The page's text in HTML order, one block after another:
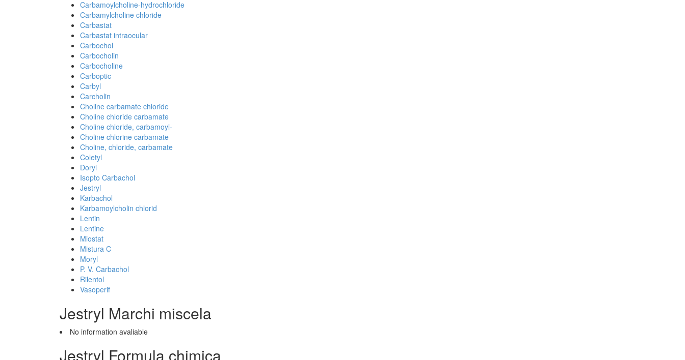
Carbamoylcholine-hydrochloride
Carbamylcholine chloride
Carbastat
Carbastat intraocular
Carbochol
Carbocholin
Carbocholine
Carboptic
Carbyl
Carcholin
Choline carbamate chloride
Choline chloride carbamate
Choline chloride, carbamoyl-
Choline chlorine carbamate
Choline, chloride, carbamate
Coletyl
Doryl
Isopto Carbachol
Jestryl
Karbachol
Karbamoylcholin chlorid
Lentin
Lentine
Miostat
Mistura C
Moryl
P. V. Carbachol
Rilentol
Vasoperif
Jestryl Marchi miscela
No information avaliable
Jestryl Formula chimica